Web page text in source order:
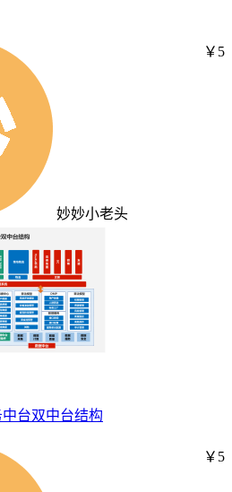
妙妙小老头
￥5
台双中台结构
￥5